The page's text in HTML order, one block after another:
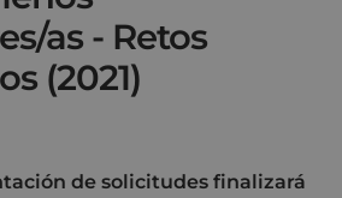
as - Retos
(2021)
de solicitudes finalizará